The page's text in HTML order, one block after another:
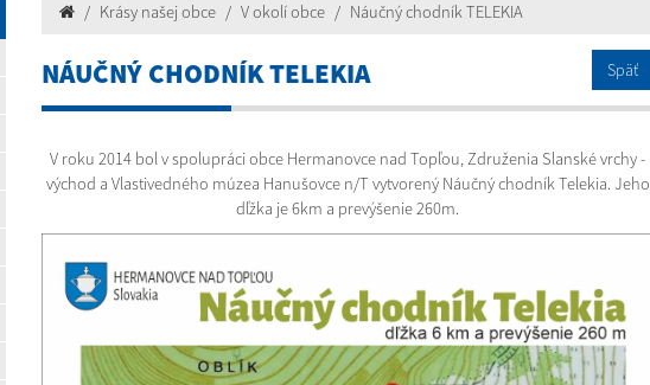
Krásy našej obce V okolí obce Náučný chodník TELEKIA
NÁUČNÝ CHODNÍK TELEKIA Späť
V roku 2014 bol v spolupráci obce Hermanovce nad Topľou, Združenia Slanské vrchy -
východ a Vlastivedného múzea Hanušovce n/T vytvorený Náučný chodník Telekia. Jeho
dľžka je 6km a prevýšenie 260m.